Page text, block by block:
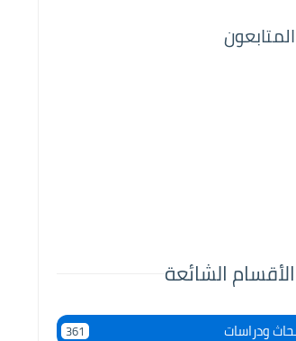
المتابعون
الأقسام الشائعة
ودراسات 361